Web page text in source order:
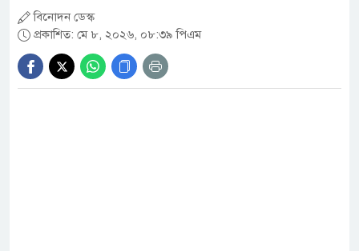
বিনোদন ডেস্ক
প্রকাশিত: মে ৮, ২০২৬, ০৮:৩৯ পিএম